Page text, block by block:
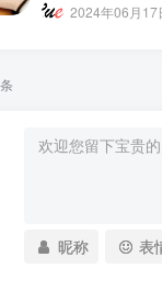
2024年06月17
昵称 表